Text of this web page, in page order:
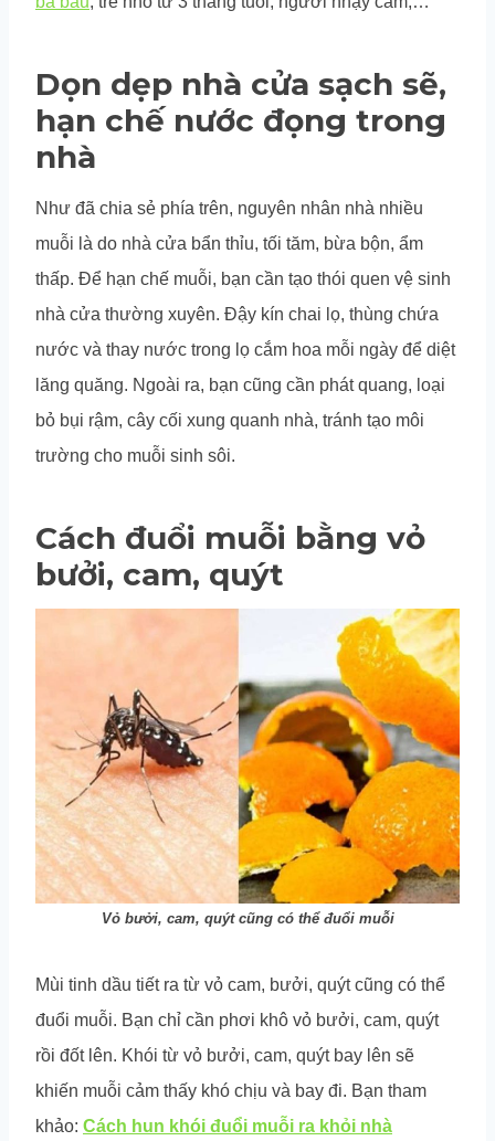
Dọn dẹp nhà cửa sạch sẽ,
hạn chế nước đọng trong
nhà
Như đã chia sẻ phía trên, nguyên nhân nhà nhiều
muỗi là do nhà cửa bẩn thỉu, tối tăm, bừa bộn, ẩm
thấp. Để hạn chế muỗi, bạn cần tạo thói quen vệ sinh
nhà cửa thường xuyên. Đậy kín chai lọ, thùng chứa
nước và thay nước trong lọ cắm hoa mỗi ngày để diệt
lăng quăng. Ngoài ra, bạn cũng cần phát quang, loại
bỏ bụi rậm, cây cối xung quanh nhà, tránh tạo môi
trường cho muỗi sinh sôi.
Cách đuổi muỗi bằng vỏ
bưởi, cam, quýt
Vỏ bưởi, cam, quýt cũng có thể đuổi muỗi
Mùi tinh dầu tiết ra từ vỏ cam, bưởi, quýt cũng có thể
đuổi muỗi. Bạn chỉ cần phơi khô vỏ bưởi, cam, quýt
rồi đốt lên. Khói từ vỏ bưởi, cam, quýt bay lên sẽ
khiến muỗi cảm thấy khó chịu và bay đi. Bạn tham
khảo: Cách hun khói đuổi muỗi ra khỏi nhà